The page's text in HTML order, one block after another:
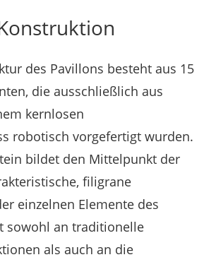
des Pavillons besteht aus 15
die ausschließlich aus
kernlosen
robotisch vorgefertigt wurden.
bildet den Mittelpunkt der
filigrane
einzelnen Elemente des
sowohl an traditionelle
als auch an die